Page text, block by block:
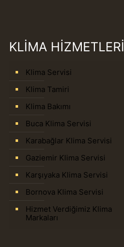
KLİMA HİZMETLERİ
Klima Servisi
Klima Tamiri
Klima Bakımı
Buca Klima Servisi
Karabağlar Klima Servisi
Gaziemir Klima Servisi
Karşıyaka Klima Servisi
Bornova Klima Servisi
Hizmet Verdiğimiz Klima
Markaları